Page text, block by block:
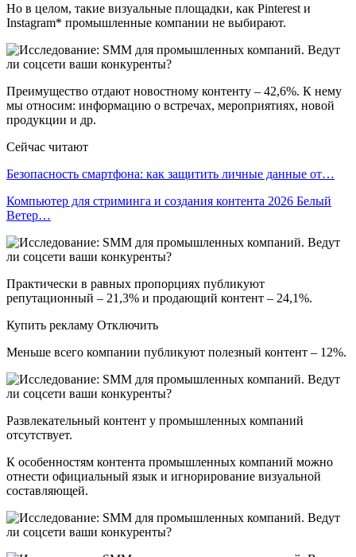
Но в целом, такие визуальные площадки, как Pinterest и
Instagram* промышленные компании не выбирают.
Преимущество отдают новостному контенту – 42,6%. К нему
мы относим: информацию о встречах, мероприятиях, новой
продукции и др.
Сейчас читают
Безопасность смартфона: как защитить личные данные от…
Компьютер для стриминга и создания контента 2026 Белый
Ветер…
Практически в равных пропорциях публикуют
репутационный – 21,3% и продающий контент – 24,1%.
Купить рекламу Отключить
Меньше всего компании публикуют полезный контент – 12%.
Развлекательный контент у промышленных компаний
отсутствует.
К особенностям контента промышленных компаний можно
отнести официальный язык и игнорирование визуальной
составляющей.